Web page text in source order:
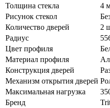
Толщина стекла
4
Рисунок стекол
Количество дверей
2
Радиус
Цвет профиля
Материал профиля
Конструкция дверей
Механизм открытия дверей
Максимальная нагрузка
Бренд